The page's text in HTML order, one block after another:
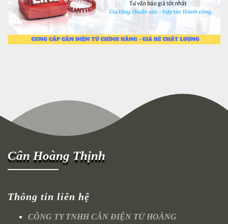
Cân Hoàng Thịnh
Thông tin liên hệ
CÔNG TY TNHH CÂN ĐIỆN TỬ HOÀNG